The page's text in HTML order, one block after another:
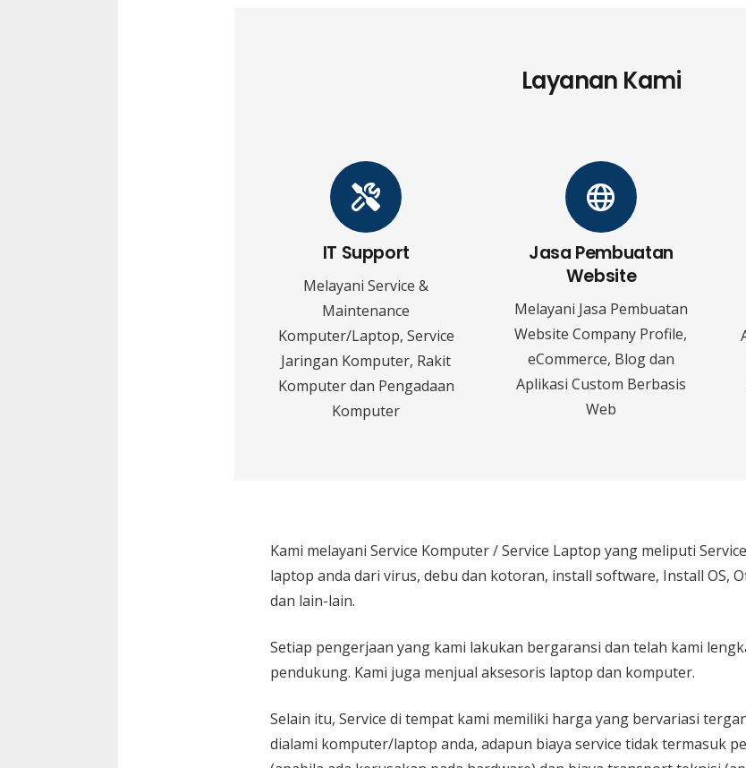
Layanan Kami
IT Support
Melayani Service &
Maintenance
Komputer/Laptop, Service
Jaringan Komputer, Rakit
Komputer dan Pengadaan
Komputer
Jasa Pembuatan
Website
Melayani Jasa Pembuatan
Website Company Profile,
eCommerce, Blog dan
Aplikasi Custom Berbasis
Web
Kami melayani Service Komputer / Service Laptop yang meliputi
laptop anda dari virus, debu dan kotoran, install software, Install OS,
dan lain-lain.
Setiap pengerjaan yang kami lakukan bergaransi dan telah kami
pendukung. Kami juga menjual aksesoris laptop dan komputer.
Selain itu, Service di tempat kami memiliki harga yang bervariasi
dialami komputer/laptop anda, adapun biaya service tidak termasuk